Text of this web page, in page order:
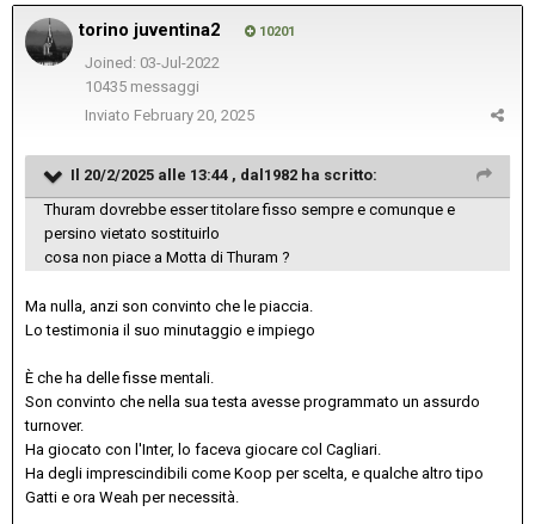
torino juventina2 10201
Joined: 03-Jul-2022
10435 messaggi
Inviato February 20, 2025
Il 20/2/2025 alle 13:44 , dal1982 ha scritto:
Thuram dovrebbe esser titolare fisso sempre e comunque e
persino vietato sostituirlo
cosa non piace a Motta di Thuram ?
Ma nulla, anzi son convinto che le piaccia.
Lo testimonia il suo minutaggio e impiego
È che ha delle fisse mentali.
Son convinto che nella sua testa avesse programmato un assurdo
turnover.
Ha giocato con l'Inter, lo faceva giocare col Cagliari.
Ha degli imprescindibili come Koop per scelta, e qualche altro tipo
Gatti e ora Weah per necessità.